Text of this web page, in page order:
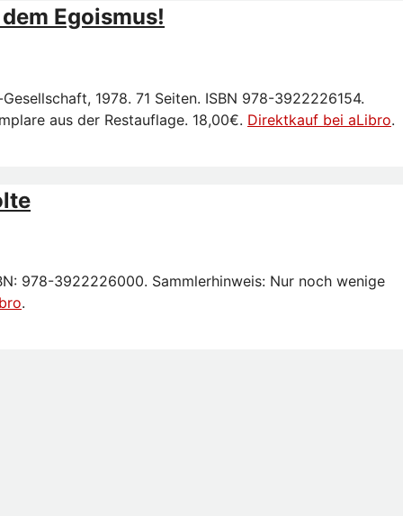
Egoismus!
1978. 71 Seiten. ISBN 978-3922226154.
aus der Restauflage. 18,00€. Direktkauf bei aLibro.
978-3922226000. Sammlerhinweis: Nur noch wenige
.